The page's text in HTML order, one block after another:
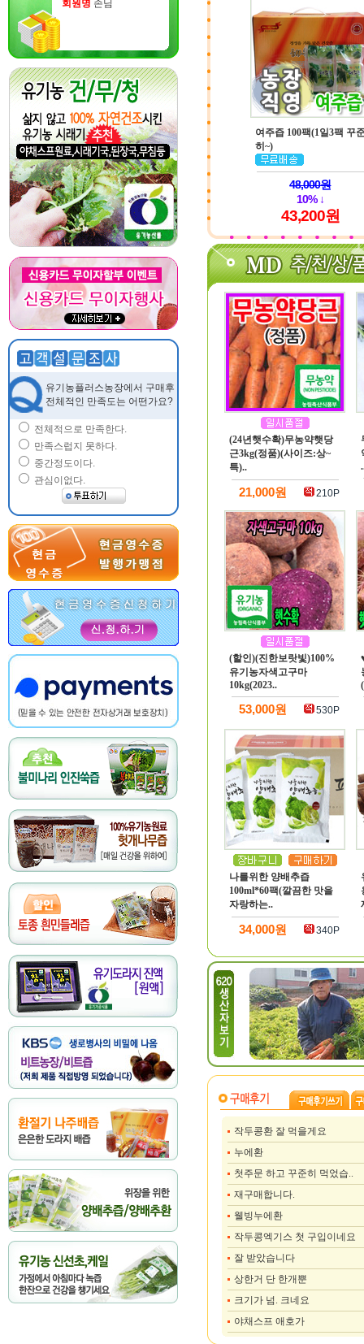
회원명 손님
유기농플러스농장에서 구매후
전체적인 만족도는 어떤가요?
전체적으로 만족한다.
만족스럽지 못하다.
중간정도이다.
관심이없다.
여주즙 100팩(1일3팩 꾸
히~)
48,000원
10% ↓
43,200원
(24년햇수확)무농약햇당
근3kg(정품)(사이즈:상~
특)..
21,000원 210P
(할인)(진한보랏빛)100%
유기농자색고구마
10kg(2023..
53,000원 530P
나를위한 양배추즙
100ml*60팩(깔끔한 맛을
자랑하는..
34,000원 340P
작두콩환 잘 먹을게요
누에환
첫주문 하고 꾸준히 먹었습..
재구매합니다.
웰빙누에환
작두콩엑기스 첫 구입이네요
잘 받았습니다
상한거 단 한개뿐
크기가 넘. 크네요
야채스프 애호가